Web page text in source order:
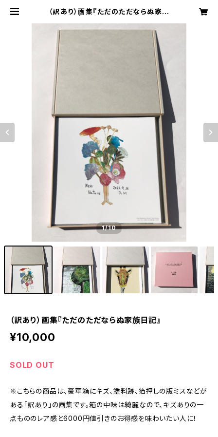
（訳あり）画集『ただのただならぬ家族
1/10
（訳あり）画集『ただのただならぬ家族日記』
¥10,000
SOLD OUT
※こちらの商品は、豪華箱にキズ、塗料跡、箔押しの版ミスなどが
ある「訳あり」の画集です。箱の中味は綺麗なので、キズありの一
点もののレア感と6000円値引きのお得感を味わいたい人に！